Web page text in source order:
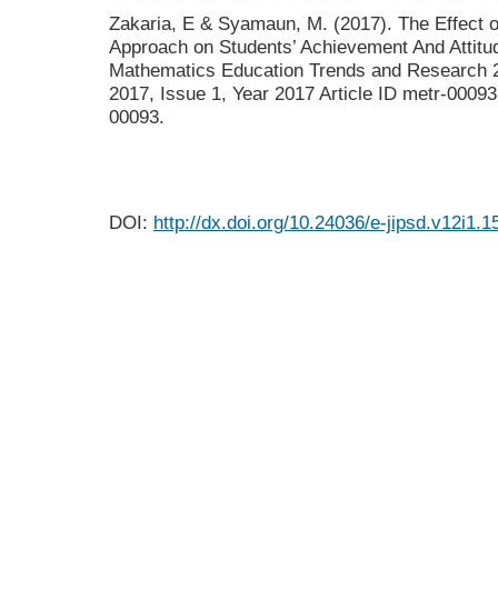
Zakaria, E & Syamaun, M. (2017). The Effect
Approach on Students’ Achievement And
Mathematics Education Trends and Research
2017, Issue 1, Year 2017 Article ID metr-
00093.
DOI: http://dx.doi.org/10.24036/e-